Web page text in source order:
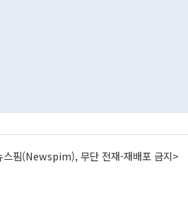
스핌(Newspim), 무단 전재-재배포 금지>